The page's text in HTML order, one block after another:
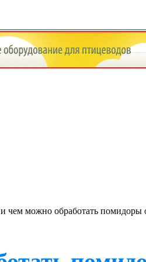
чем можно обработать